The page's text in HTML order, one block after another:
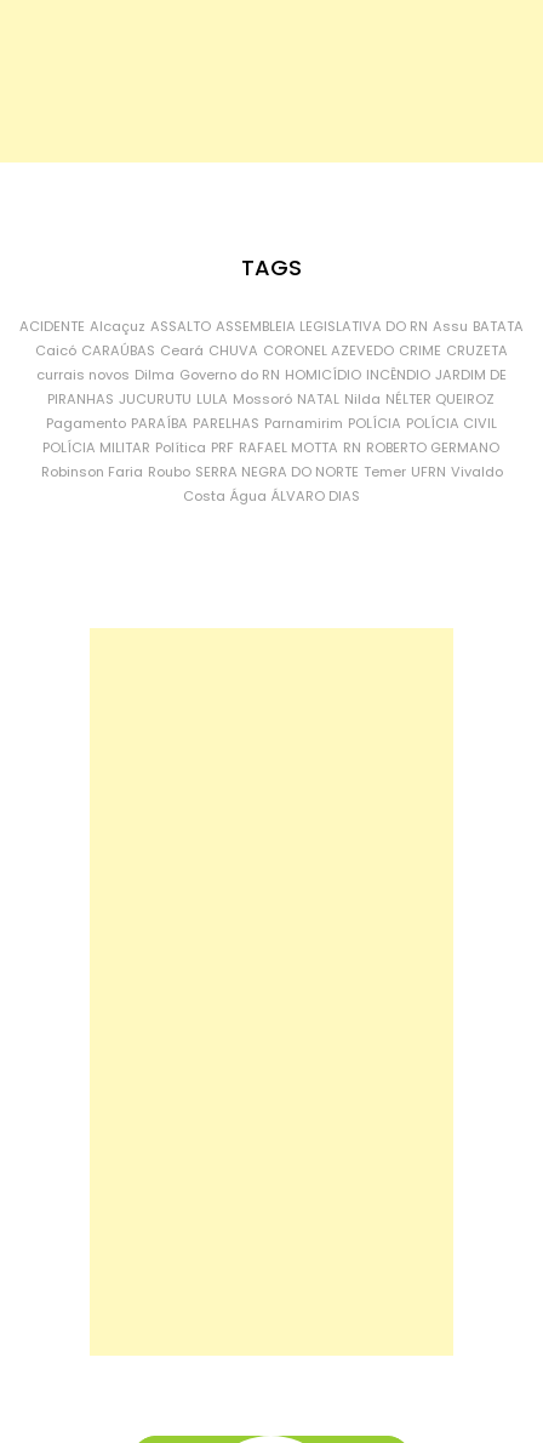
TAGS
ACIDENTE Alcaçuz ASSALTO ASSEMBLEIA LEGISLATIVA DO RN Assu BATATA
Caicó CARAÚBAS Ceará CHUVA CORONEL AZEVEDO CRIME CRUZETA
currais novos Dilma Governo do RN HOMICÍDIO INCÊNDIO JARDIM DE
PIRANHAS JUCURUTU LULA Mossoró NATAL Nilda NÉLTER QUEIROZ
Pagamento PARAÍBA PARELHAS Parnamirim POLÍCIA POLÍCIA CIVIL
POLÍCIA MILITAR Política PRF RAFAEL MOTTA RN ROBERTO GERMANO
Robinson Faria Roubo SERRA NEGRA DO NORTE Temer UFRN Vivaldo
Costa Água ÁLVARO DIAS